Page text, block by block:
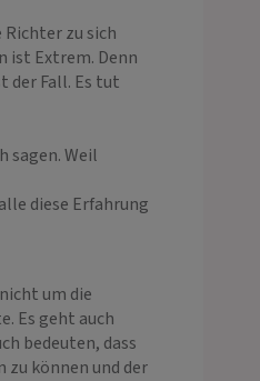
zu sich
ist Extrem. Denn
der Fall. Es tut
sagen. Weil
diese Erfahrung
um die
Es geht auch
bedeuten, dass
zu können und der